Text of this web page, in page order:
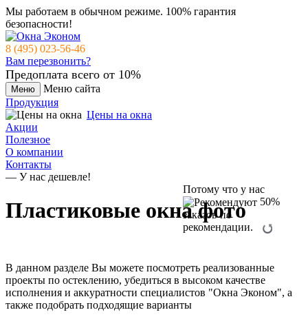
Мы работаем в обычном режиме. 100% гарантия
безопасности!
8 (495) 023-56-46
Вам перезвонить?
Предоплата всего от 10%
Меню
Меню сайта
Продукция
Цены на окна
Акции
Полезное
О компании
Контакты
— У нас дешевле!
Потому что у нас
50%
заказов по
рекомендации.
Пластиковые окна фото
В данном разделе Вы можете посмотреть реализованные
проекты по остеклению, убедиться в высоком качестве
исполнения и аккуратности специалистов "Окна Эконом", а
также подобрать подходящие варианты